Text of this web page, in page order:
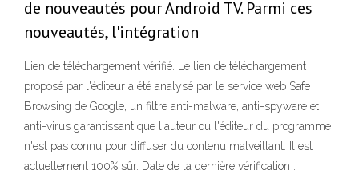
de nouveautés pour Android TV. Parmi ces
nouveautés, l'intégration
Lien de téléchargement vérifié. Le lien de téléchargement
proposé par l'éditeur a été analysé par le service web Safe
Browsing de Google, un filtre anti-malware, anti-spyware et
anti-virus garantissant que l'auteur ou l'éditeur du programme
n'est pas connu pour diffuser du contenu malveillant. Il est
actuellement 100% sûr. Date de la dernière vérification :